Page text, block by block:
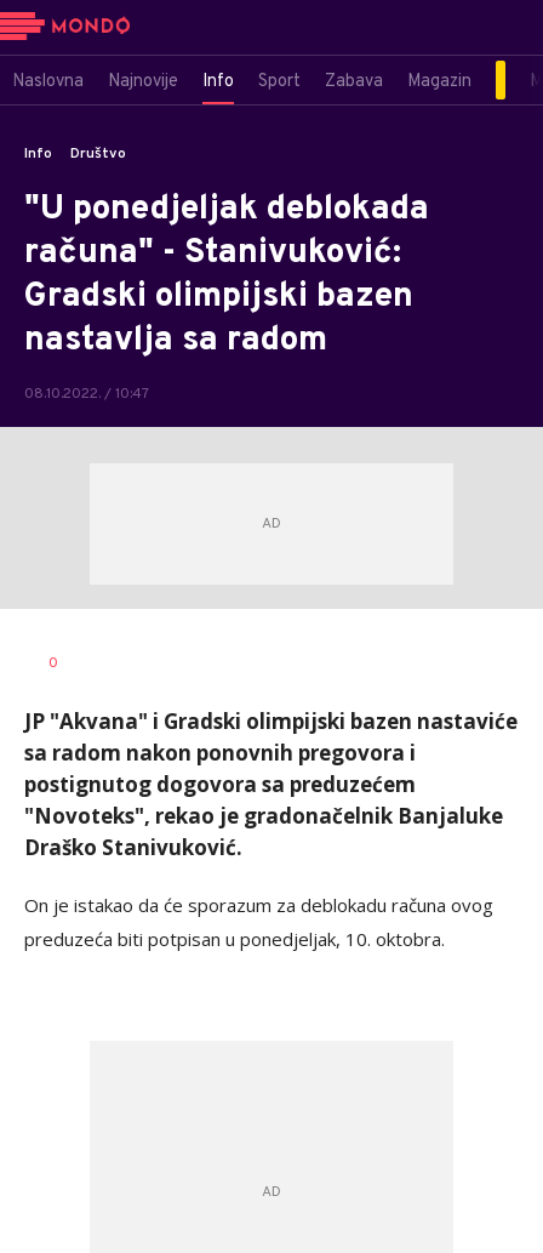
Naslovna Najnovije Info Sport Zabava Magazin
Info Društvo
"U ponedjeljak deblokada
računa" - Stanivuković:
Gradski olimpijski bazen
nastavlja sa radom
08.10.2022. / 10:47
AUTOR
0
JP "Akvana" i Gradski olimpijski bazen nastaviće
sa radom nakon ponovnih pregovora i
postignutog dogovora sa preduzećem
"Novoteks", rekao je gradonačelnik Banjaluke
Draško Stanivuković.
On je istakao da će sporazum za deblokadu računa ovog
preduzeća biti potpisan u ponedjeljak, 10. oktobra.